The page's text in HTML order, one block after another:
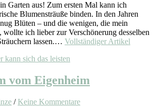
Garten aus! Zum ersten Mal kann ich
Blumensträuße binden. In den Jahren
Blüten – und die wenigen, die mein
wollte ich lieber zur Verschönerung desselben
lassen.… Vollständiger Artikel
vom Eigenheim
/Keine Kommentare